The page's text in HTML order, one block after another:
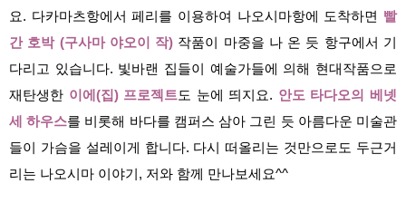
요. 다카마츠항에서 페리를 이용하여 나오시마항에 도착하면
빨
간 호박 (구사마 야오이 작) 작품이 마중을 나 온 듯 항구에서 기
다리고 있습니다. 빛바랜 집들이 예술가들에 의해 현대작품으로
재탄생한 이에(집) 프로젝트도 눈에 띄지요. 안도 타다오의 베넷
세 하우스를 비롯해 바다를 캠퍼스 삼아 그린 듯 아름다운 미술관
들이 가슴을 설레이게 합니다. 다시 떠올리는 것만으로도 두근거
리는 나오시마 이야기, 저와 함께 만나보세요^^